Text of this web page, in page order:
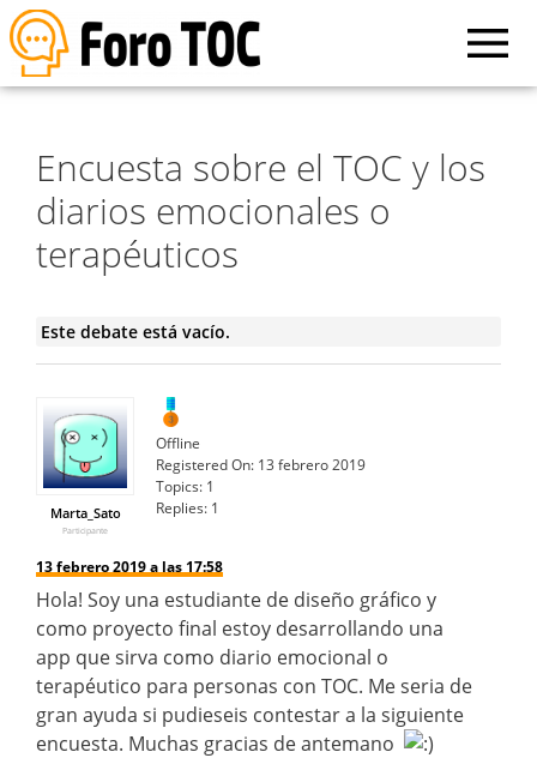
Encuesta sobre el TOC y los
diarios emocionales o
terapéuticos
Este debate está vacío.
Marta_Sato
Participante
Offline
Registered On: 13 febrero 2019
Topics: 1
Replies: 1
13 febrero 2019 a las 17:58
Hola! Soy una estudiante de diseño gráfico y
como proyecto final estoy desarrollando una
app que sirva como diario emocional o
terapéutico para personas con TOC. Me seria de
gran ayuda si pudieseis contestar a la siguiente
encuesta. Muchas gracias de antemano